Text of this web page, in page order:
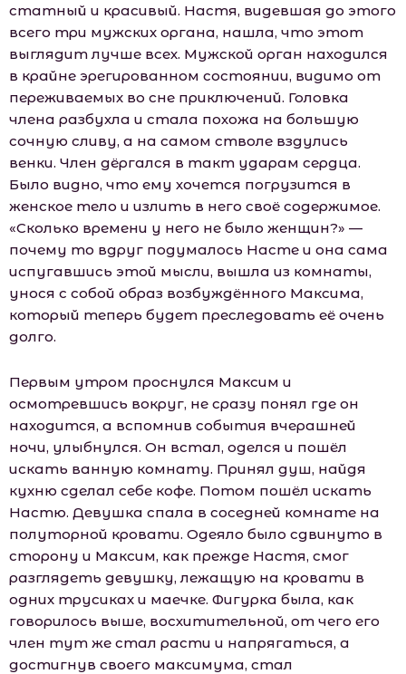
статный и красивый. Настя, видевшая до этого
всего три мужских органа, нашла, что этот
выглядит лучше всех. Мужской орган находился
в крайне эрегированном состоянии, видимо от
переживаемых во сне приключений. Головка
члена разбухла и стала похожа на большую
сочную сливу, а на самом стволе вздулись
венки. Член дёргался в такт ударам сердца.
Было видно, что ему хочется погрузится в
женское тело и излить в него своё содержимое.
«Сколько времени у него не было женщин?» —
почему то вдруг подумалось Насте и она сама
испугавшись этой мысли, вышла из комнаты,
унося с собой образ возбуждённого Максима,
который теперь будет преследовать её очень
долго.
Первым утром проснулся Максим и
осмотревшись вокруг, не сразу понял где он
находится, а вспомнив события вчерашней
ночи, улыбнулся. Он встал, оделся и пошёл
искать ванную комнату. Принял душ, найдя
кухню сделал себе кофе. Потом пошёл искать
Настю. Девушка спала в соседней комнате на
полуторной кровати. Одеяло было сдвинуто в
сторону и Максим, как прежде Настя, смог
разглядеть девушку, лежащую на кровати в
одних трусиках и маечке. Фигурка была, как
говорилось выше, восхитительной, от чего его
член тут же стал расти и напрягаться, а
достигнув своего максимума, стал